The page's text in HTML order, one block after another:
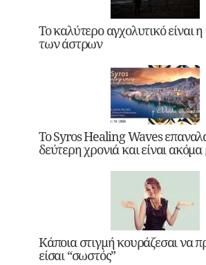
Το καλύτερο αγχολυτικό είναι
των άστρων
Το Syros Healing Waves
δεύτερη χρονιά και είναι
Κάποια στιγμή κουράζεσαι να
είσαι “σωστός”